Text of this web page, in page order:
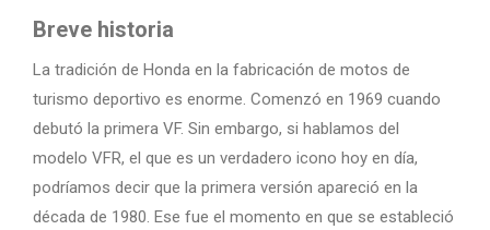
Breve historia
La tradición de Honda en la fabricación de motos de
turismo deportivo es enorme. Comenzó en 1969 cuando
debutó la primera VF. Sin embargo, si hablamos del
modelo VFR, el que es un verdadero icono hoy en día,
podríamos decir que la primera versión apareció en la
década de 1980. Ese fue el momento en que se estableció